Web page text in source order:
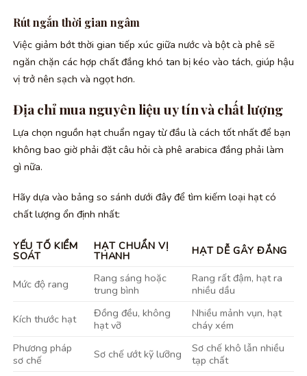
Rút ngắn thời gian ngâm
Việc giảm bớt thời gian tiếp xúc giữa nước và bột cà phê sẽ
ngăn chặn các hợp chất đắng khó tan bị kéo vào tách, giúp hậu
vị trở nên sạch và ngọt hơn.
Địa chỉ mua nguyên liệu uy tín và chất lượng
Lựa chọn nguồn hạt chuẩn ngay từ đầu là cách tốt nhất để bạn
không bao giờ phải đặt câu hỏi cà phê arabica đắng phải làm
gì nữa.
Hãy dựa vào bảng so sánh dưới đây để tìm kiếm loại hạt có
chất lượng ổn định nhất:
YẾU TỐ KIỂM
SOÁT
HẠT CHUẨN VỊ
THANH HẠT DỄ GÂY ĐẮNG
Mức độ rang
Rang sáng hoặc
trung bình
Rang rất đậm, hạt ra
nhiều dầu
Kích thước hạt
Đồng đều, không
hạt vỡ
Nhiều mảnh vụn, hạt
cháy xém
Phương pháp
sơ chế
Sơ chế ướt kỹ lưỡng
Sơ chế khô lẫn nhiều
tạp chất